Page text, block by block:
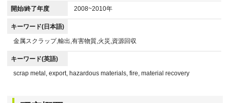
開始/終了年度 2008~2010年
キーワード(日本語)
金属スクラップ,輸出,有害物質,火災,資源回収
キーワード(英語)
scrap metal, export, hazardous materials, fire, material recovery